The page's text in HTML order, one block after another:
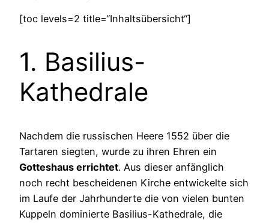
[toc levels=2 title=“Inhaltsübersicht“]
1. Basilius-
Kathedrale
Nachdem die russischen Heere 1552 über die
Tartaren siegten, wurde zu ihren Ehren ein
Gotteshaus errichtet. Aus dieser anfänglich
noch recht bescheidenen Kirche entwickelte sich
im Laufe der Jahrhunderte die von vielen bunten
Kuppeln dominierte Basilius-Kathedrale, die